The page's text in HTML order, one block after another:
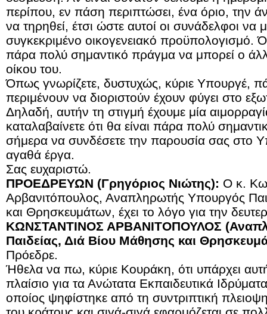
περίπου, εν πάση περιπτώσει, ένα όριο, την
να τηρηθεί, έτσι ώστε αυτοί οι συνάδελφοι
συγκεκριμένο οικογενειακό προϋπολογισμό.
πάρα πολύ σημαντικό πράγμα να μπορεί ο
οίκου του.
Όπως γνωρίζετε, δυστυχώς, κύριε Υπουργέ,
περιμένουν να διοριστούν έχουν φύγει στο
Δηλαδή, αυτήν τη στιγμή έχουμε μία
καταλαβαίνετε ότι θα είναι πάρα πολύ
σήμερα να συνδέσετε την παρουσία σας στο
αγαθά έργα.
Σας ευχαριστώ.
ΠΡΟΕΔΡΕΥΩΝ (Γρηγόριος Νιώτης): Ο κ.
Αρβανιτόπουλος, Αναπληρωτής Υπουργός
και Θρησκευμάτων, έχει το λόγο για την
ΚΩΝΣΤΑΝΤΙΝΟΣ ΑΡΒΑΝΙΤΟΠΟΥΛΟΣ
Παιδείας, Διά Βίου Μάθησης και
Πρόεδρε.
Ήθελα να πω, κύριε Κουράκη, ότι υπάρχει
πλαίσιο για τα Ανώτατα Εκπαιδευτικά
οποίος ψηφίστηκε από τη συντριπτική